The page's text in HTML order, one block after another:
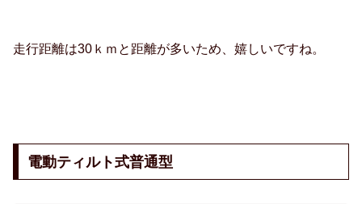
走行距離は30ｋｍと距離が多いため、嬉しいですね。
電動ティルト式普通型